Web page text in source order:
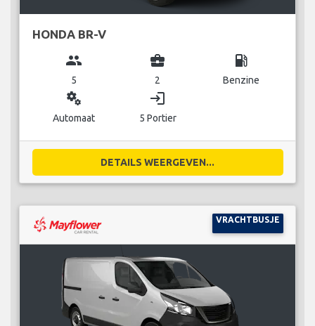
HONDA BR-V
group
5
business_center
2
local_gas_station
Benzine
miscellaneous_services
Automaat
login
5 Portier
DETAILS WEERGEVEN...
VRACHTBUSJE